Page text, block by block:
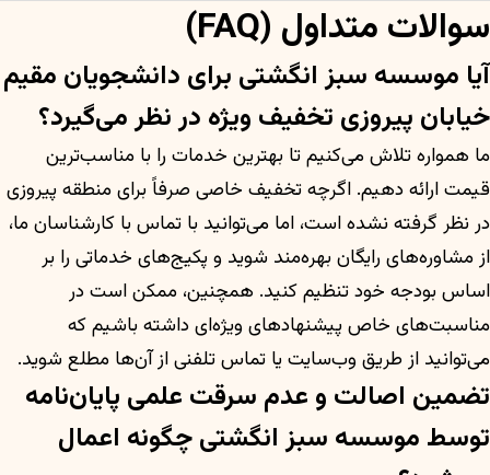
سوالات متداول (FAQ)
آیا موسسه سبز انگشتی برای دانشجویان مقیم
خیابان پیروزی تخفیف ویژه در نظر می‌گیرد؟
ما همواره تلاش می‌کنیم تا بهترین خدمات را با مناسب‌ترین
قیمت ارائه دهیم. اگرچه تخفیف خاصی صرفاً برای منطقه پیروزی
در نظر گرفته نشده است، اما می‌توانید با تماس با کارشناسان ما،
از مشاوره‌های رایگان بهره‌مند شوید و پکیج‌های خدماتی را بر
اساس بودجه خود تنظیم کنید. همچنین، ممکن است در
مناسبت‌های خاص پیشنهادهای ویژه‌ای داشته باشیم که
می‌توانید از طریق وب‌سایت یا تماس تلفنی از آن‌ها مطلع شوید.
تضمین اصالت و عدم سرقت علمی پایان‌نامه
توسط موسسه سبز انگشتی چگونه اعمال